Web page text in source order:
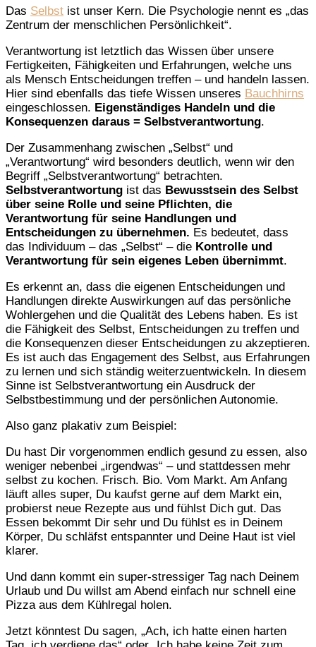
Das Selbst ist unser Kern. Die Psychologie nennt es „das
Zentrum der menschlichen Persönlichkeit“.
Verantwortung ist letztlich das Wissen über unsere
Fertigkeiten, Fähigkeiten und Erfahrungen, welche uns
als Mensch Entscheidungen treffen – und handeln lassen.
Hier sind ebenfalls das tiefe Wissen unseres Bauchhirns
eingeschlossen. Eigenständiges Handeln und die
Konsequenzen daraus = Selbstverantwortung.
Der Zusammenhang zwischen „Selbst“ und
„Verantwortung“ wird besonders deutlich, wenn wir den
Begriff „Selbstverantwortung“ betrachten.
Selbstverantwortung ist das Bewusstsein des Selbst
über seine Rolle und seine Pflichten, die
Verantwortung für seine Handlungen und
Entscheidungen zu übernehmen. Es bedeutet, dass
das Individuum – das „Selbst“ – die Kontrolle und
Verantwortung für sein eigenes Leben übernimmt.
Es erkennt an, dass die eigenen Entscheidungen und
Handlungen direkte Auswirkungen auf das persönliche
Wohlergehen und die Qualität des Lebens haben. Es ist
die Fähigkeit des Selbst, Entscheidungen zu treffen und
die Konsequenzen dieser Entscheidungen zu akzeptieren.
Es ist auch das Engagement des Selbst, aus Erfahrungen
zu lernen und sich ständig weiterzuentwickeln. In diesem
Sinne ist Selbstverantwortung ein Ausdruck der
Selbstbestimmung und der persönlichen Autonomie.
Also ganz plakativ zum Beispiel:
Du hast Dir vorgenommen endlich gesund zu essen, also
weniger nebenbei „irgendwas“ – und stattdessen mehr
selbst zu kochen. Frisch. Bio. Vom Markt. Am Anfang
läuft alles super, Du kaufst gerne auf dem Markt ein,
probierst neue Rezepte aus und fühlst Dich gut. Das
Essen bekommt Dir sehr und Du fühlst es in Deinem
Körper, Du schläfst entspannter und Deine Haut ist viel
klarer.
Und dann kommt ein super-stressiger Tag nach Deinem
Urlaub und Du willst am Abend einfach nur schnell eine
Pizza aus dem Kühlregal holen.
Jetzt könntest Du sagen, „Ach, ich hatte einen harten